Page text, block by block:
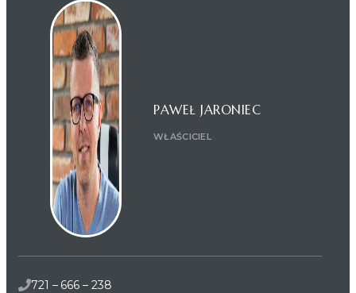
PAWEŁ JARONIEC
WŁAŚCICIEL
721 – 666 – 238